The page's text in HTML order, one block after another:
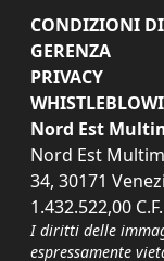
CONDIZIONI
GERENZA
PRIVACY
Nord Est
Nord Est
34, 30171
1.432.522,00
I diritti delle
espressamente